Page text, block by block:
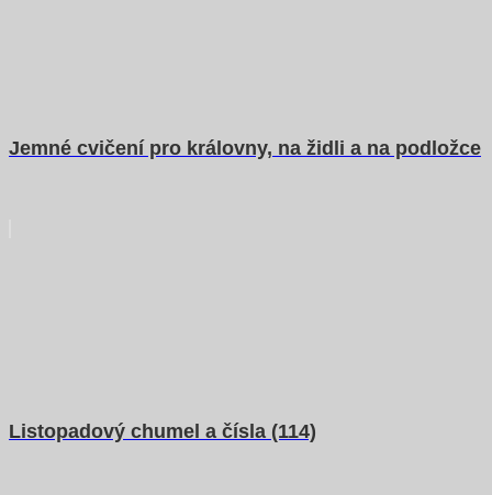
Jemné cvičení pro královny, na židli a na podložce
Listopadový chumel a čísla (114)